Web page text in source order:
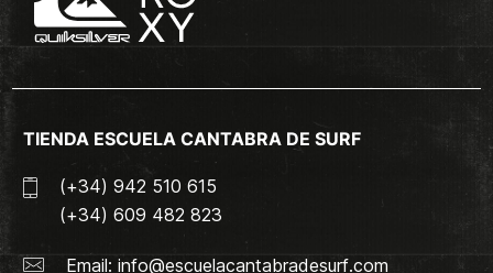
TIENDA ESCUELA CANTABRA DE SURF
(+34) 942 510 615
(+34) 609 482 823
Email: info@escuelacantabradesurf.com